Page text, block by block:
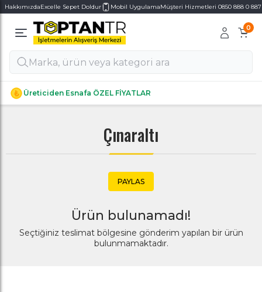
HakkımızdaExcelle Sepet Doldur Mobil UygulamaMüşteri Hizmetleri 0850 888 0 887
0
Üreticiden Esnafa ÖZEL FİYATLAR
Alt Kategoriler
Alt Kategoriler
Çınaraltı
PAYLAS
Ürün bulunamadı!
Seçtiğiniz teslimat bölgesine gönderim yapılan bir ürün
bulunmamaktadır.